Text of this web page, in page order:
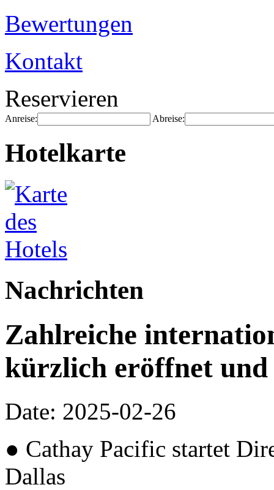
Bewertungen
Kontakt
Reservieren
Anreise: Abreise:
Hotelkarte
Nachrichten
Zahlreiche
kürzlich eröffnet und
Date: 2025-02-26
● Cathay Pacific startet
Dallas